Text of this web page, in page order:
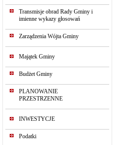
Transmisje obrad Rady Gminy i
imienne wykazy głosowań
Zarządzenia Wójta Gminy
Majątek Gminy
Budżet Gminy
PLANOWANIE
PRZESTRZENNE
INWESTYCJE
Podatki